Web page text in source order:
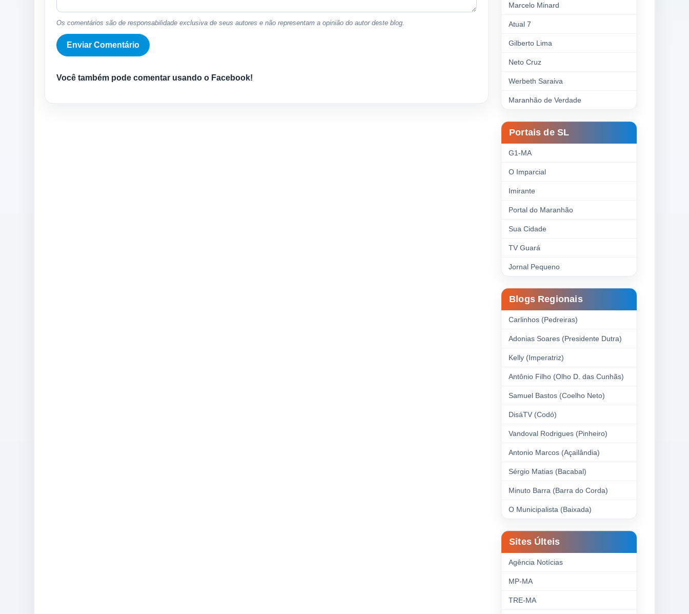
Os comentários são de responsabilidade exclusiva de seus autores e não representam a opinião do autor deste blog.
Você também pode comentar usando o Facebook!
Marcelo Minard
Atual 7
Gilberto Lima
Neto Cruz
Werbeth Saraiva
Maranhão de Verdade
Portais de SL
G1-MA
O Imparcial
Imirante
Portal do Maranhão
Sua Cidade
TV Guará
Jornal Pequeno
Blogs Regionais
Carlinhos (Pedreiras)
Adonias Soares (Presidente Dutra)
Kelly (Imperatriz)
Antônio Filho (Olho D. das Cunhãs)
Samuel Bastos (Coelho Neto)
DisáTV (Codó)
Vandoval Rodrigues (Pinheiro)
Antonio Marcos (Açailândia)
Sérgio Matias (Bacabal)
Minuto Barra (Barra do Corda)
O Municipalista (Baixada)
Sites Últeis
Agência Notícias
MP-MA
TRE-MA